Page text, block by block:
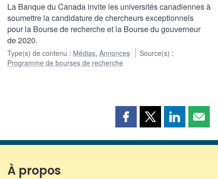
La Banque du Canada invite les universités canadiennes à
soumettre la candidature de chercheurs exceptionnels
pour la Bourse de recherche et la Bourse du gouverneur
de 2020.
Type(s) de contenu : Médias, Annonces Source(s) :
Programme de bourses de recherche
Partager
page
Partager
page
Partager
page page
À propos